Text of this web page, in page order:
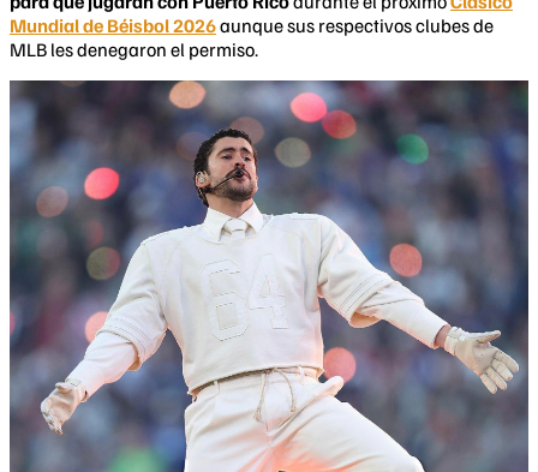
Mundial de Béisbol 2026aunque sus respectivos clubes de
MLB les denegaron el permiso.